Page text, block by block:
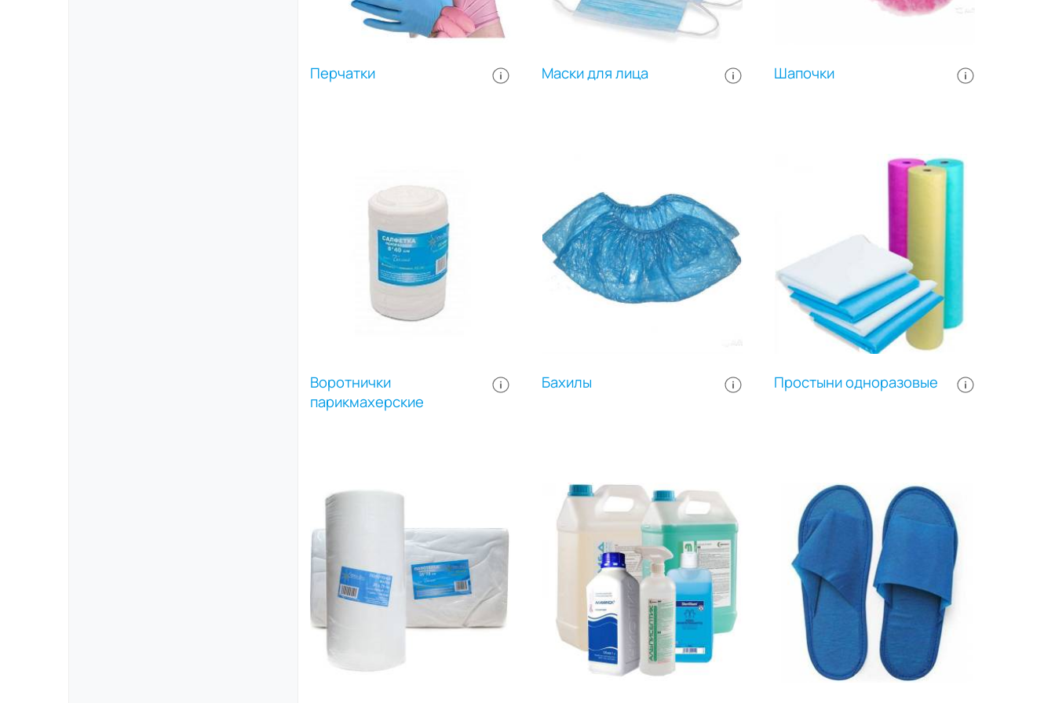
выскальзывание ёмкости из рук.
В упаковке: 50шт.
использовании, не причиняет
дискомфорта и не оставляет
плотностью. Выпускаются в
Перчатки Маски для лица Шапочки
Воротнички
парикмахерские
Бахилы Простыни одноразовые